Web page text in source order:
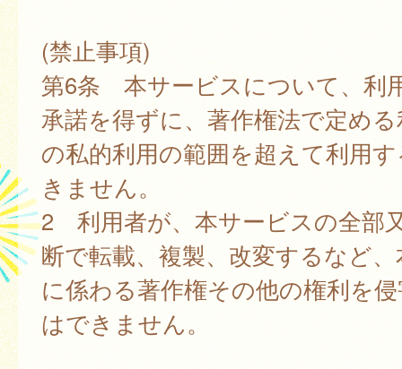
(禁止事項)
第6条 本サービスについて、利
承諾を得ずに、著作権法で定め
の私的利用の範囲を超えて利用
きません。
2 利用者が、本サービスの全部
断で転載、複製、改変するなど
に係わる著作権その他の権利を
はできません。